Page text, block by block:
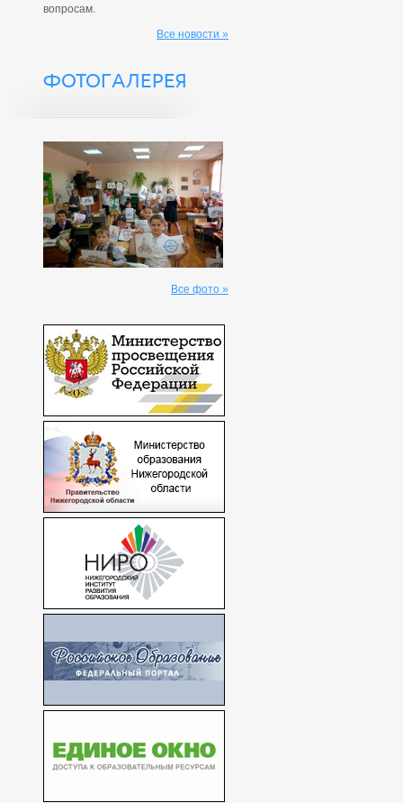
вопросам.
Все новости »
ФОТОГАЛЕРЕЯ
Все фото »